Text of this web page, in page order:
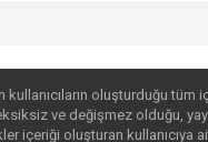
oluşturduğu tüm
ve değişmez olduğu,
içeriği oluşturan kullanıcıya